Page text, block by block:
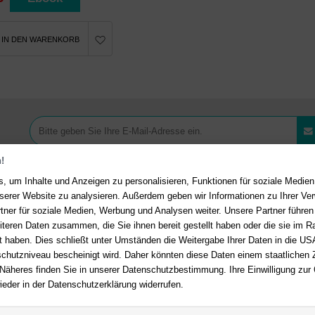
um Inhalte und Anzeigen zu personalisieren, Funktionen für soziale
Website zu analysieren. Außerdem geben wir Informationen zu Ihrer
für soziale Medien, Werbung und Analysen weiter. Unsere Partner
Daten zusammen, die Sie ihnen bereit gestellt haben oder die sie im
haben. Dies schließt unter Umständen die Weitergabe Ihrer Daten in die
bescheinigt wird. Daher könnten diese Daten einem staatlichen
finden Sie in unserer Datenschutzbestimmung. Ihre Einwilligung zur
in der Datenschutzerklärung widerrufen.
IN DEN WARENKORB
Fragen?
Hier finden Sie
auf häufig gestellte Fragen.
E-Mail:service@deutsche-
Ihre Vorteile bei uns
Kostenloser Versand ab 36,-
Bestellwert
Sicherer Online Shop und
SSL-Verschlüsselung